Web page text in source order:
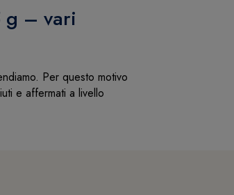
g – vari
Per questo motivo
e affermati a livello